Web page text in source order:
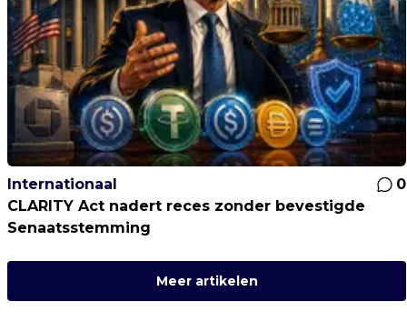
Internationaal
0
CLARITY Act nadert reces zonder bevestigde
Senaatsstemming
Meer artikelen